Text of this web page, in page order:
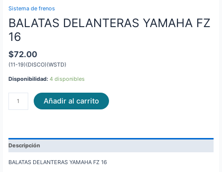
Sistema de frenos
BALATAS DELANTERAS YAMAHA FZ
16
$72.00
(11-19)(DISCO)(WSTD)
Disponibilidad: 4 disponibles
Añadir al carrito
Descripción
BALATAS DELANTERAS YAMAHA FZ 16